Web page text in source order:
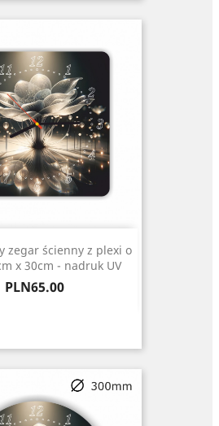
zegar ścienny z plexi o
x 30cm - nadruk UV
Price
PLN65.00